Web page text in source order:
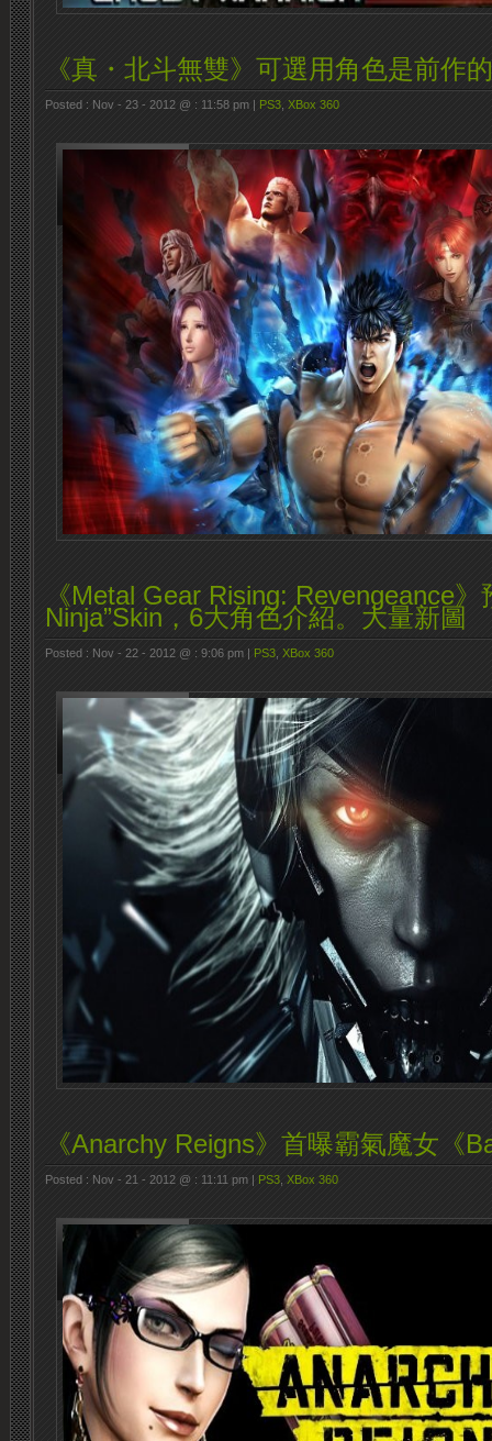
《真・北斗無雙》可選用角色是前作
Posted : Nov - 23 - 2012 @ : 11:58 pm | PS3 XBox 360
《Metal Gear Rising: Revengeance》
Ninja”Skin，6大角色介紹。大量新圖
Posted : Nov - 22 - 2012 @ : 9:06 pm | PS3 XBox 360
《Anarchy Reigns》首曝霸氣魔女《
Posted : Nov - 21 - 2012 @ : 11:11 pm | PS3 XBox 360